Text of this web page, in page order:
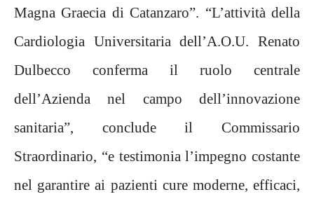
Magna Graecia di Catanzaro”. “L’attività della
Cardiologia Universitaria dell’A.O.U. Renato
Dulbecco conferma il ruolo centrale
dell’Azienda nel campo dell’innovazione
sanitaria”, conclude il Commissario
Straordinario, “e testimonia l’impegno costante
nel garantire ai pazienti cure moderne, efficaci,